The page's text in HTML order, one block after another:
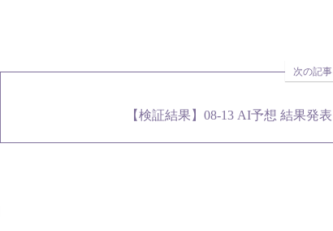
次の記事
【検証結果】08-13 AI予想 結果発表